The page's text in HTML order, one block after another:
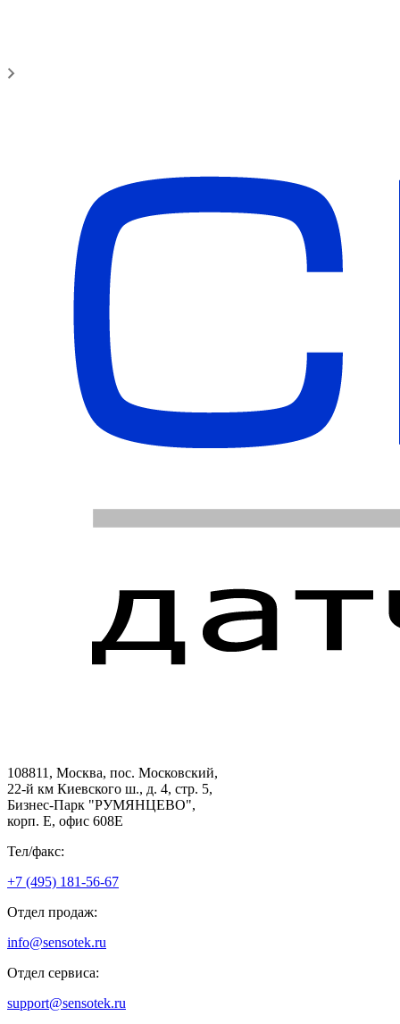
108811, Москва, пос. Московский,
22-й км Киевского ш., д. 4, стр. 5,
Бизнес-Парк "РУМЯНЦЕВО",
корп. Е, офис 608E
Тел/факс:
+7 (495) 181-56-67
Отдел продаж:
info@sensotek.ru
Отдел сервиса:
support@sensotek.ru